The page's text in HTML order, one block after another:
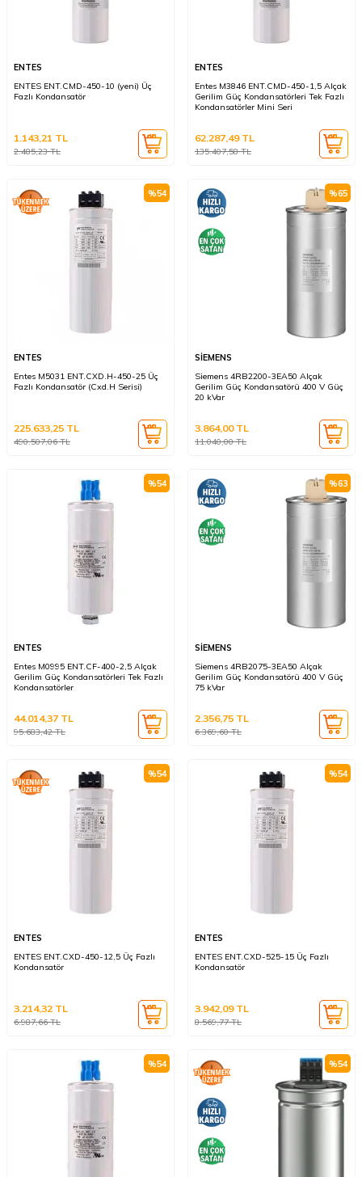
ENTES
ENTES ENT.CMD-450-10 (yeni) Üç
Fazlı Kondansatör
2.485,23TL
1.143,21 TL
ENTES
Entes M3846 ENT.CMD-450-1,5 Alçak
Gerilim Güç Kondansatörleri Tek Fazlı
Kondansatörler Mini Seri
135.407,58TL
62.287,49TL
%54
ENTES
Entes M5031 ENT.CXD.H-450-25 Üç
Fazlı Kondansatör (Cxd.H Serisi)
490.507,06TL
225.633,25 TL
%65
SİEMENS
Siemens 4RB2200-3EA50 Alçak
Gerilim Güç Kondansatörü 400 V Güç
20 kVar
11.040,00TL
3.864,00TL
%54
ENTES
Entes M0995 ENT.CF-400-2,5 Alçak
Gerilim Güç Kondansatörleri Tek Fazlı
Kondansatörler
95.683,42TL
44.014,37 TL
%63
SİEMENS
Siemens 4RB2075-3EA50 Alçak
Gerilim Güç Kondansatörü 400 V Güç
75 kVar
6.369,60TL
2.356,75 TL
%54
ENTES
ENTES ENT.CXD-450-12,5 Üç Fazlı
Kondansatör
6.987,66TL
3.214,32 TL
%54
ENTES
ENTES ENT.CXD-525-15 Üç Fazlı
Kondansatör
8.569,77TL
3.942,09TL
%54 %54